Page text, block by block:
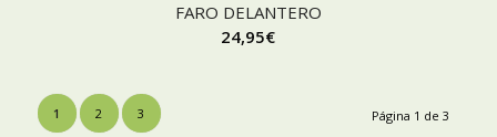
FARO DELANTERO
24,95€
Página 1 de 3
1 2 3